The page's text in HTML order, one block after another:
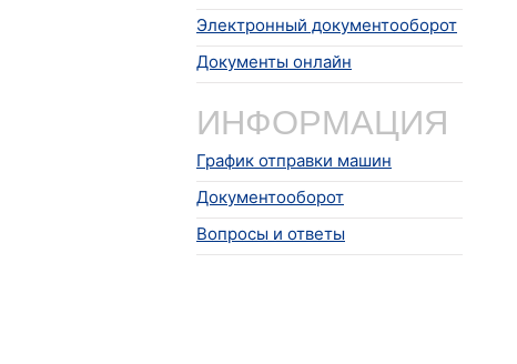
Электронный документооборот
Документы онлайн
ИНФОРМАЦИЯ
График отправки машин
Документооборот
Вопросы и ответы